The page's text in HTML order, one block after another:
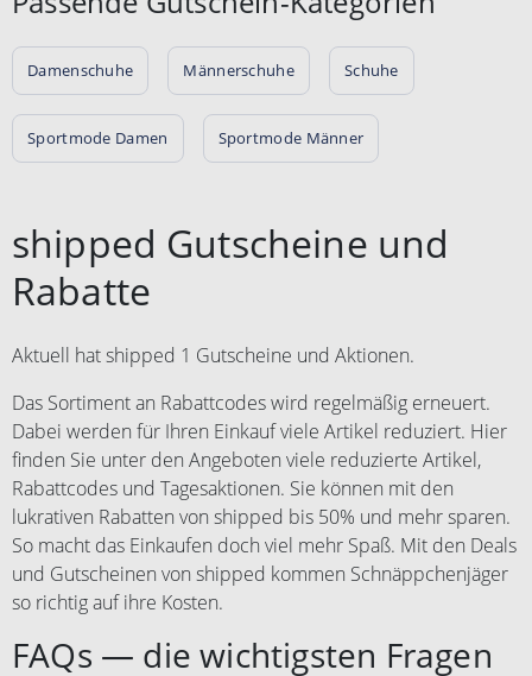
Damenschuhe Männerschuhe Schuhe
Sportmode Damen Sportmode Männer
shipped Gutscheine und
Rabatte
Aktuell hat shipped 1 Gutscheine und Aktionen.
Das Sortiment an Rabattcodes wird regelmäßig erneuert.
Dabei werden für Ihren Einkauf viele Artikel reduziert. Hier
finden Sie unter den Angeboten viele reduzierte Artikel,
Rabattcodes und Tagesaktionen. Sie können mit den
lukrativen Rabatten von shipped bis 50% und mehr sparen.
So macht das Einkaufen doch viel mehr Spaß. Mit den Deals
und Gutscheinen von shipped kommen Schnäppchenjäger
so richtig auf ihre Kosten.
FAQs — die wichtigsten Fragen